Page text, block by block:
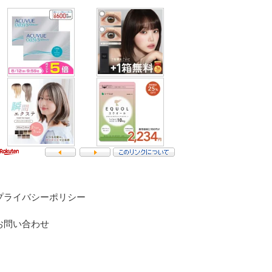
ライバシーポリシー
問い合わせ